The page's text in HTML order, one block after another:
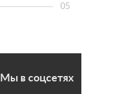
05
Мы в соцсетях